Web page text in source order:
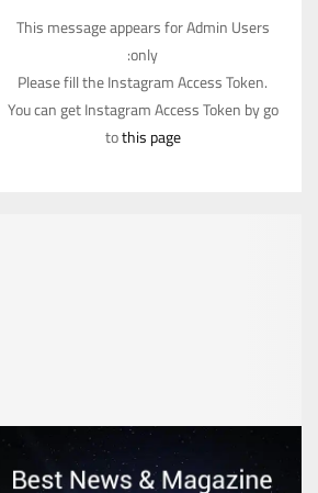
This message appears for Admin Users
only:
Please fill the Instagram Access Token.
You can get Instagram Access Token by go
tothis page